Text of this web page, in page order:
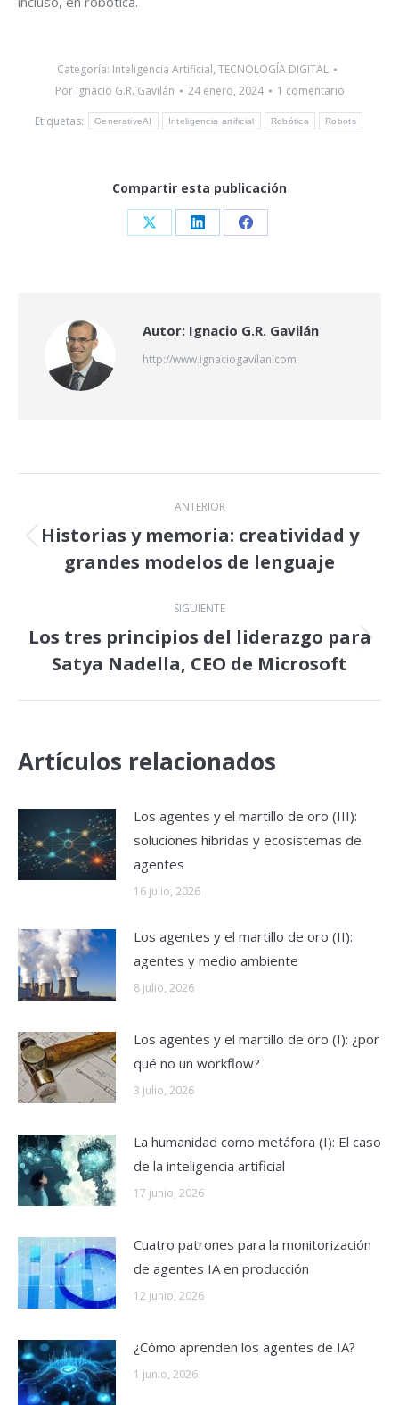
Categoría: Inteligencia Artificial, TECNOLOGÍA DIGITAL
Por Ignacio G.R. Gavilán 24 enero, 2024
1 comentario
Etiquetas:
GenerativeAI Inteligencia artificial Robótica Robots
Compartir esta publicación
Share Share Share
Autor: Ignacio G.R. Gavilán
http://www.ignaciogavilan.com
Navegación
entre
publicaciones
ANTERIOR
Publicación
anterior:
Historias y memoria: creatividad y
grandes modelos de lenguaje
SIGUIENTE
Publicación
siguiente:
Los tres principios del liderazgo para
Satya Nadella, CEO de Microsoft
Artículos relacionados
Los agentes y el martillo de oro (III):
soluciones híbridas y ecosistemas de
agentes
16 julio, 2026
Los agentes y el martillo de oro (II):
agentes y medio ambiente
8 julio, 2026
Los agentes y el martillo de oro (I): ¿por
qué no un workflow?
3 julio, 2026
La humanidad como metáfora (I): El caso
de la inteligencia artificial
17 junio, 2026
Cuatro patrones para la monitorización
de agentes IA en producción
12 junio, 2026
¿Cómo aprenden los agentes de IA?
1 junio, 2026